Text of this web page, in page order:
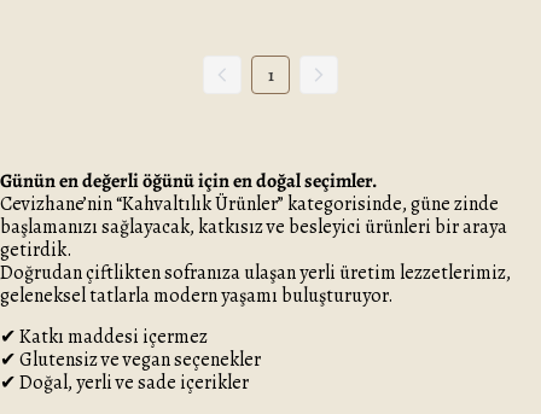
1
Günün en değerli öğünü için en doğal seçimler.
Cevizhane’nin “Kahvaltılık Ürünler” kategorisinde, güne zinde
başlamanızı sağlayacak, katkısız ve besleyici ürünleri bir araya
getirdik.
Doğrudan çiftlikten sofranıza ulaşan yerli üretim lezzetlerimiz,
geleneksel tatlarla modern yaşamı buluşturuyor.
✔ Katkı maddesi içermez
✔ Glutensiz ve vegan seçenekler
✔ Doğal, yerli ve sade içerikler